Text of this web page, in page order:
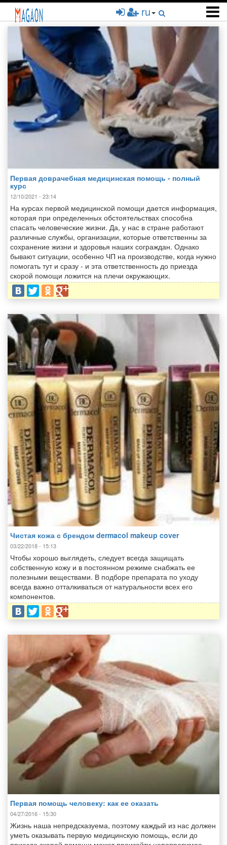
Перейти
основному
содержанию
ru
Первая доврачебная медицинская помощь - полный
курс
12/10/2021 - 23:14
На курсах первой медицинской помощи дается информация,
которая при определенных обстоятельствах способна
спасать человеческие жизни. Да, у нас в стране работают
различные службы, организации, которые ответственны за
сохранение жизни и здоровья наших сограждан. Однако
бывают ситуации, особенно ЧП на производстве, когда нужно
помогать тут и сразу - и эта ответственность до приезда
скорой помощи ложится на плечи окружающих.
Чистая кожа с брендом dermacol makeup cover
03/22/2018 - 15:13
Чтобы хорошо выглядеть, следует всегда защищать
собственную кожу и в постоянном режиме снабжать ее
полезными веществами. В подборе препарата по уходу
всегда важно отталкиваться от натуральности всех его
компонентов.
Первая помощь человеку: как ее оказать
04/27/2016 - 15:30
Жизнь наша непредсказуема, поэтому каждый из нас должен
уметь оказывать первую медицинскую помощь, если до